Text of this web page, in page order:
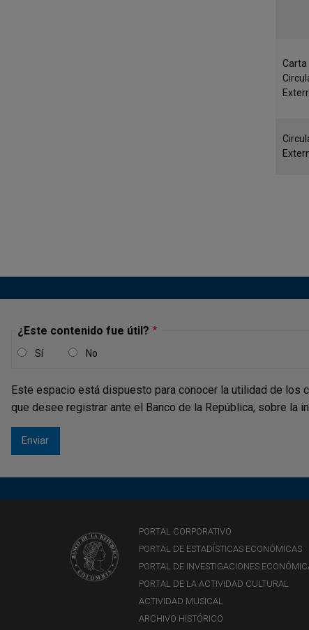
Carta
¿Este contenido fue útil?
Sí No
Este espacio está dispuesto para conocer la utilidad de los
que desee registrar ante el Banco de la República, sobre la
PORTAL CORPORATIVO
PORTAL DE ESTADÍSTICAS ECONÓMICAS
PORTAL DE INVESTIGACIONES
PORTAL DE LA ACTIVIDAD CULTURAL
ACTIVIDAD MUSICAL
ARCHIVO HISTÓRICO